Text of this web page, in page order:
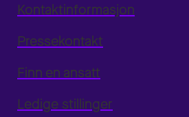
Kontaktinformasjon
Pressekontakt
Finn en ansatt
Ledige stillinger